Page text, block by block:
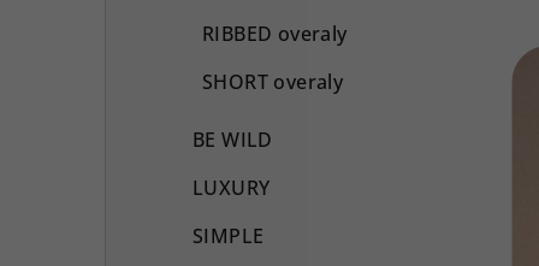
RIBBED overaly
SHORT overaly
BE WILD
LUXURY
SIMPLE